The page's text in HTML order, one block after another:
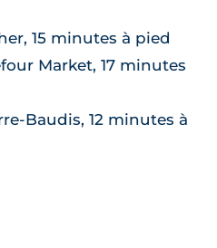
15 minutes à pied
Market, 17 minutes
Baudis, 12 minutes à